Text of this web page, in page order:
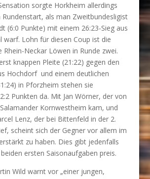
sorgte Horkheim allerdings
als man Zweitbundesligist
(6:0 Punkte) mit einem 26:23-Sieg aus
warf. Lohn für diesen Coup ist die
Rhein-Neckar Löwen in Runde zwei.
knappen Pleite (21:22) gegen den
Hochdorf und einem deutlichen
in Pforzheim stehen sie
Punkten da. Mit Jan Wörner, der von
Kornwestheim kam, und
Lenz, der bei Bittenfeld in der 2.
scheint sich der Gegner vor allem im
zu haben. Dies gibt jedenfalls
ersten Saisonaufgaben preis.
Wild warnt vor „einer jungen,